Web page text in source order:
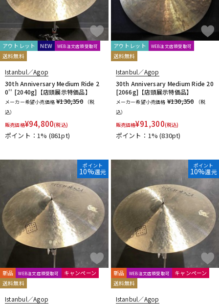
管楽器 その他楽器
アンプ エフェクター
DJ機器 DTM
DTM オンライン納品 レコーディング機器
配信/ライブ機器 楽器アクセサリ
中古 ヴィンテージ
アウトレット NEW WEB注文店頭受取可
送料無料
Istanbul／Agop
30th Anniversary Medium Ride 2
0'' [2040g]【店頭展示特価品】
メーカー希望小売価格 ¥130,350
（税
込）
販売価格¥94,800(税込)
ポイント：1% (861pt)
アウトレット WEB注文店頭受取可
送料無料
Istanbul／Agop
30th Anniversary Medium Ride 20
[2066g]【店頭展示特価品】
メーカー希望小売価格 ¥130,350
（税
込）
販売価格¥91,300(税込)
ポイント：1%(830pt)
ポイント
10%還元
新品 WEB注文店頭受取可
キャンペーン
送料無料
Istanbul／Agop
ポイント
10%還元
新品 WEB注文店頭受取可
キャンペーン
送料無料
Istanbul／Agop